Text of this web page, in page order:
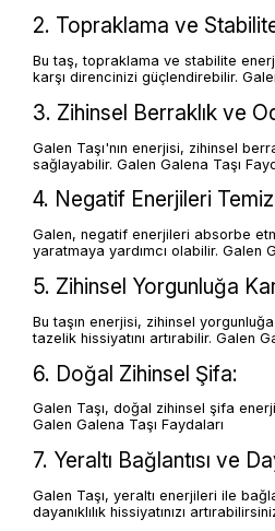
2. Topraklama ve
Bu taş, topraklama ve stabilite
karşı direncinizi güçlendirebilir.
3. Zihinsel Berraklık ve
Galen Taşı'nın enerjisi, zihinsel
sağlayabilir. Galen Galena Taşı
4. Negatif Enerjileri
Galen, negatif enerjileri absorbe
yaratmaya yardımcı olabilir. Galen
5. Zihinsel Yorgunluğa
Bu taşın enerjisi, zihinsel
tazelik hissiyatını artırabilir. Galen
6. Doğal Zihinsel Şifa:
Galen Taşı, doğal zihinsel şifa
Galen Galena Taşı Faydaları
7. Yeraltı Bağlantısı ve
Galen Taşı, yeraltı enerjileri ile
dayanıklılık hissiyatınızı